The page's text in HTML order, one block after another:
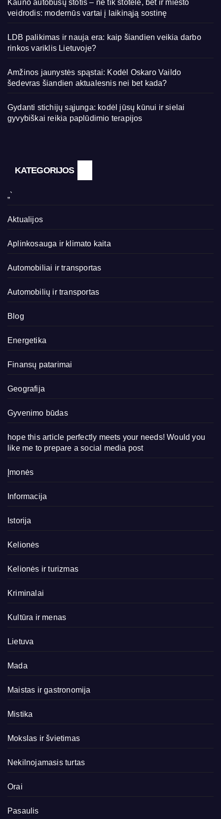
Kauno autobusų stotis – ne tik stotelė, bet ir miesto
veidrodis: modernūs vartai į laikinąją sostinę
LDB palikimas ir nauja era: kaip šiandien veikia darbo
rinkos variklis Lietuvoje?
Amžinos jaunystės spąstai: Kodėl Oskaro Vaildo
šedevras šiandien aktualesnis nei bet kada?
Gydanti stichijų sąjunga: kodėl jūsų kūnui ir sielai
gyvybiškai reikia paplūdimio terapijos
KATEGORIJOS
„`
Aktualijos
Aplinkosauga ir klimato kaita
Automobiliai ir transportas
Automobilių ir transportas
Blog
Energetika
Finansų patarimai
Geografija
Gyvenimo būdas
hope this article perfectly meets your needs! Would you
like me to prepare a social media post
Įmonės
Informacija
Istorija
Kelionės
Kelionės ir turizmas
Kriminalai
Kultūra ir menas
Lietuva
Mada
Maistas ir gastronomija
Mistika
Mokslas ir švietimas
Nekilnojamasis turtas
Orai
Pasaulis